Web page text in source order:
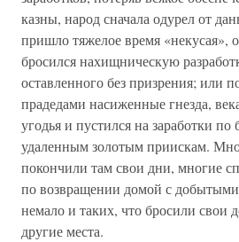
казны, народ сначала одурел от
пришло тяжелое время «некусая»,
бросился нахищническую
оставленного без призрения; или
прадедами насиженные гнезда,
угодья и пустился на заработки по
удаленным золотым приискам.
покончили там свои дни, многие
по возвращении домой с
немало и таких, что бросили свои
другие места.